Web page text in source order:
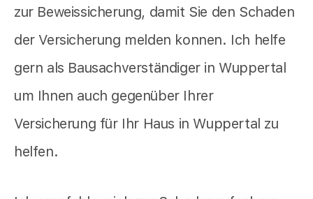
zur Beweissicherung, damit Sie den Schaden
der Versicherung melden konnen. Ich helfe
gern als Bausachverständiger in Wuppertal
um Ihnen auch gegenüber Ihrer
Versicherung für Ihr Haus in Wuppertal zu
helfen.